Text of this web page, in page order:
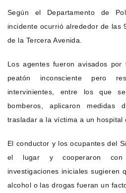
Según el Departamento de
incidente ocurrió alrededor de las
de la Tercera Avenida.
Los agentes fueron avisados
peatón inconsciente pero
intervinientes, entre los que
bomberos, aplicaron medidas
trasladar a la víctima a un hospital
El conductor y los ocupantes del
el lugar y cooperaron con
investigaciones iniciales sugieren
alcohol o las drogas fueran un